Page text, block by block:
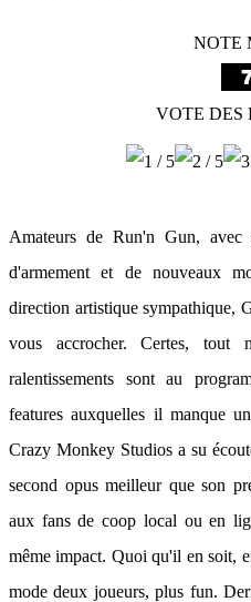
NOTE
VOTE DES
Amateurs de Run'n Gun, avec
d'armement et de nouveaux
direction artistique sympathique,
vous accrocher. Certes, tout
ralentissements sont au
features auxquelles il manque
Crazy Monkey Studios a su
second opus meilleur que son
aux fans de coop local ou en
même impact. Quoi qu'il en soit,
mode deux joueurs, plus fun.